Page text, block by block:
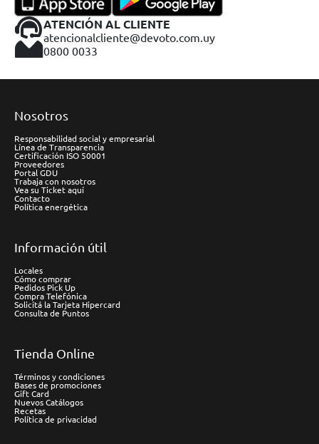
ATENCIÓN AL CLIENTE
atencionalcliente@devoto.com.uy
0800 0033
Nosotros
Responsabilidad social y empresarial
Línea de Transparencia
Certificación ISO 50001
Proveedores
Portal GDU
Trabaja con nosotros
Vea su Ticket aquí
Contacto
Política energética
Información útil
Locales
Cómo comprar
Pedidos Pick Up
Compra Telefónica
Solicitá la Tarjeta Hipercard
Consulta de Puntos
Tienda Online
Términos y condiciones
Bases de promociones
Gift Card
Nuevos Catálogos
Recetas
Política de privacidad